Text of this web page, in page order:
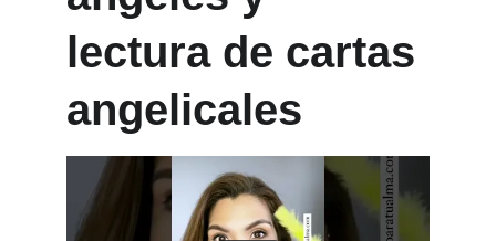
lectura de cartas
angelicales